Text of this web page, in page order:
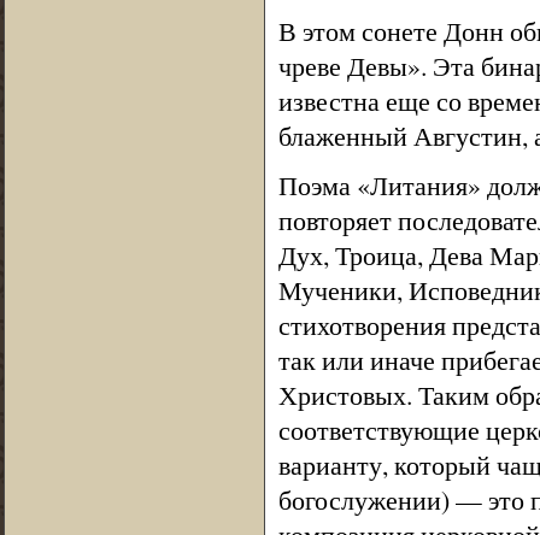
В этом сонете Донн
чреве Девы». Эта
известна еще со
блаженный Августин,
Поэма «Литания»
повторяет
Дух, Троица, Дева
Мученики,
стихотворения
так или иначе
Христовых. Таким
соответствующие
варианту, который
богослужении) — это